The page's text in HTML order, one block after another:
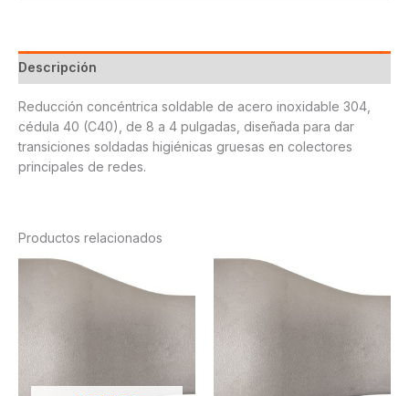
Descripción
Reducción concéntrica soldable de acero inoxidable 304,
cédula 40 (C40), de 8 a 4 pulgadas, diseñada para dar
transiciones soldadas higiénicas gruesas en colectores
principales de redes.
Productos relacionados